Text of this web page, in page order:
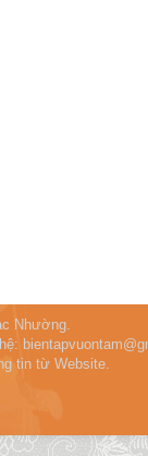
Nhường.
tin từ Website.